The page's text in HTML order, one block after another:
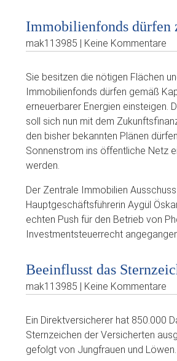
Immobilienfonds dürfen
mak113985 | Keine Kommentare
Sie besitzen die nötigen Flächen
Immobilienfonds dürfen gemäß
erneuerbarer Energien einsteigen.
soll sich nun mit dem
den bisher bekannten Plänen
Sonnenstrom ins öffentliche Netz
werden.
Der Zentrale Immobilien
Hauptgeschäftsführerin Aygül
echten Push für den Betrieb von
Investmentsteuerrecht
Beeinflusst das
mak113985 | Keine Kommentare
Ein Direktversicherer hat 850.000
Sternzeichen der Versicherten
gefolgt von Jungfrauen und